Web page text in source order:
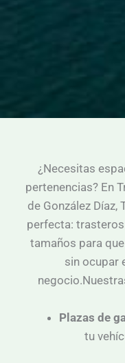
¿Necesitas
pertenencias? En
de González
perfecta:
tamaños para
sin ocupar
negocio.
Plazas de
tu